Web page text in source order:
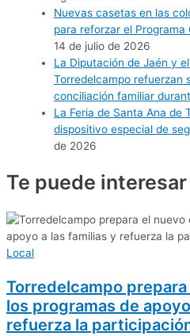
Nuevas casetas en las
para reforzar el Programa
14 de julio de 2026
La Diputación de Jaén y
Torredelcampo refuerzan
conciliación familiar
La Feria de Santa Ana de
dispositivo especial de
de 2026
Te puede interesar
Local
Torredelcampo
los programas de
refuerza la